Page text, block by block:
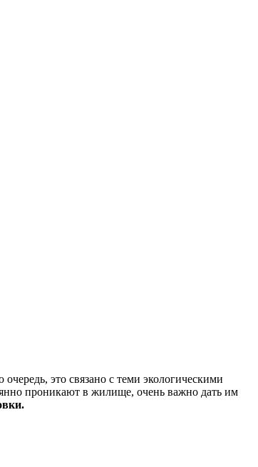
это связано с теми экологическими
проникают в жилище, очень важно дать им